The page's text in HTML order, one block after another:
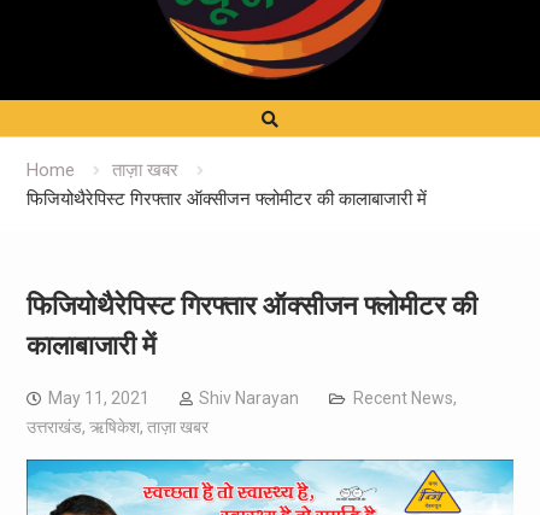
Home
ताज़ा खबर
फिजियोथैरेपिस्ट गिरफ्तार ऑक्सीजन फ्लोमीटर की कालाबाजारी में
फिजियोथैरेपिस्ट गिरफ्तार ऑक्सीजन फ्लोमीटर की
कालाबाजारी में
May 11, 2021 Shiv Narayan Recent News,
उत्तराखंड, ऋषिकेश, ताज़ा खबर